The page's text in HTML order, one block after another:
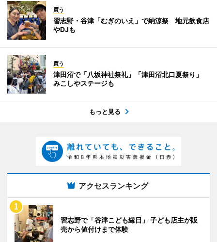
買う
習志野・谷津「むぎのいえ」で納涼祭 地元飲食店
やDJも
買う
津田沼で「八坂神社祭礼」「津田沼北口夏祭り」
みこしやステージも
もっと見る
アクセスランキング
習志野で「谷津こども縁日」 子ども店主が販
売から値付けまで体験